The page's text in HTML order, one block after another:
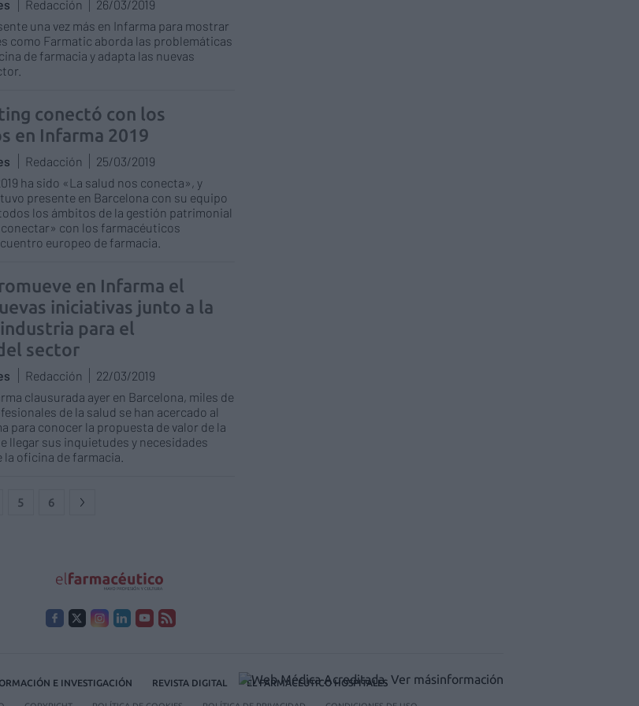
Redacción
26/03/2019
una vez más en Infarma para mostrar
como Farmatic aborda las problemáticas
de farmacia y adapta las nuevas
conectó con los
en Infarma 2019
Redacción
25/03/2019
ha sido «La salud nos conecta», y
presente en Barcelona con su equipo
los ámbitos de la gestión patrimonial
con los farmacéuticos
europeo de farmacia.
en Infarma el
iniciativas junto a la
para el
sector
Redacción
22/03/2019
clausurada ayer en Barcelona, miles de
de la salud se han acercado al
para conocer la propuesta de valor de la
llegar sus inquietudes y necesidades
oficina de farmacia.
5 6
E INVESTIGACIÓN REVISTA DIGITAL EL FARMACÉUTICO HOSPITALES